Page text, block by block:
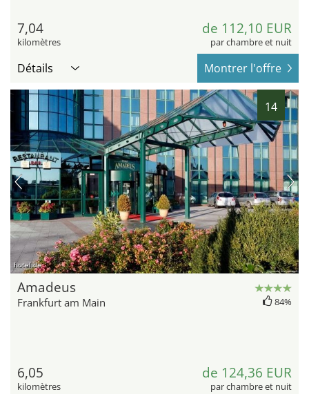
7,04
kilomètres
de 112,10 EUR
par chambre et nuit
Détails Montrer l'offre
14
hotel.de
Amadeus
Frankfurt am Main 84%
6,05
kilomètres
de 124,36 EUR
par chambre et nuit